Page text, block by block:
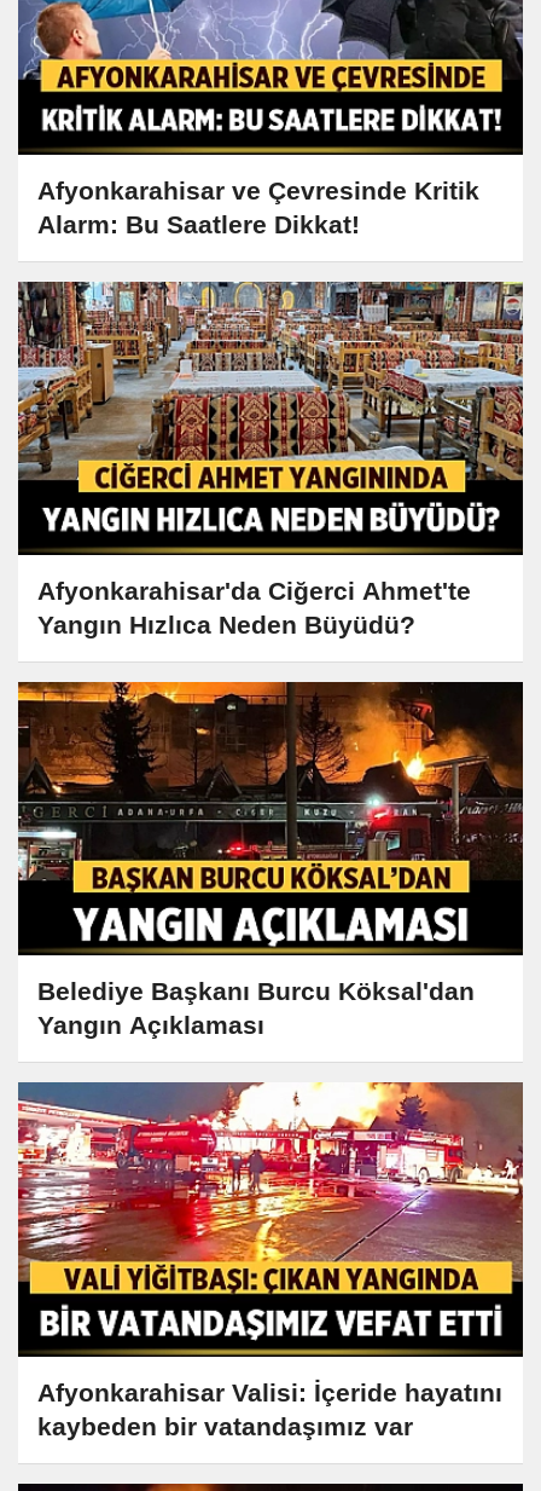
Afyonkarahisar ve Çevresinde Kritik
Alarm: Bu Saatlere Dikkat!
Afyonkarahisar'da Ciğerci Ahmet'te
Yangın Hızlıca Neden Büyüdü?
Belediye Başkanı Burcu Köksal'dan
Yangın Açıklaması
Afyonkarahisar Valisi: İçeride hayatını
kaybeden bir vatandaşımız var